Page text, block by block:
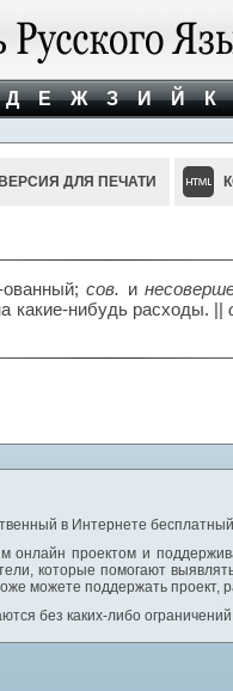
Д Е Ж З И Й К
ВЕРСИЯ ДЛЯ ПЕЧАТИ
ованный;сов. и
какие-нибудь расходы. ||
в Интернете
онлайн проектом и
которые помогают
можете поддержать проект,
без каких-либо